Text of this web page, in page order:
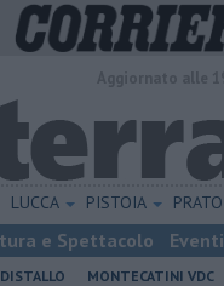
LUCCA PISTOIA PRATO
e Spettacolo Eventi
MONTECATINI VDC